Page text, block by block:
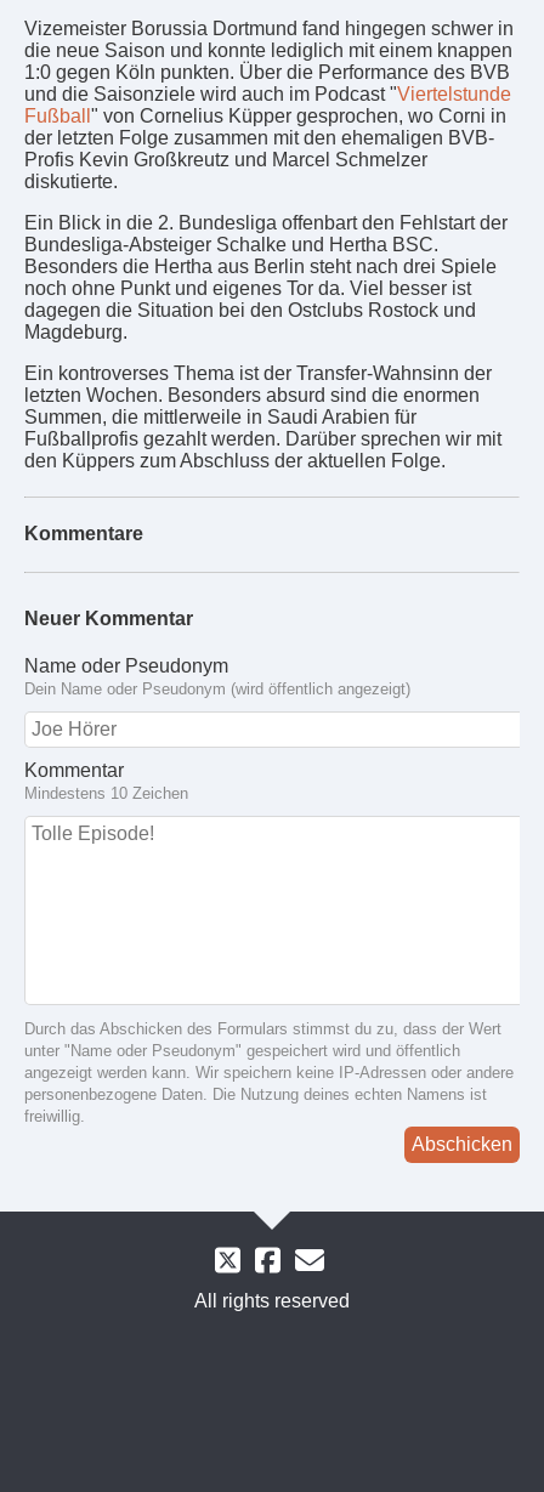
Vizemeister Borussia Dortmund fand hingegen schwer in
die neue Saison und konnte lediglich mit einem knappen
1:0 gegen Köln punkten. Über die Performance des BVB
und die Saisonziele wird auch im Podcast "Viertelstunde
Fußball " von Cornelius Küpper gesprochen, wo Corni in
der letzten Folge zusammen mit den ehemaligen BVB-
Profis Kevin Großkreutz und Marcel Schmelzer
diskutierte.
Ein Blick in die 2. Bundesliga offenbart den Fehlstart der
Bundesliga-Absteiger Schalke und Hertha BSC.
Besonders die Hertha aus Berlin steht nach drei Spiele
noch ohne Punkt und eigenes Tor da. Viel besser ist
dagegen die Situation bei den Ostclubs Rostock und
Magdeburg.
Ein kontroverses Thema ist der Transfer-Wahnsinn der
letzten Wochen. Besonders absurd sind die enormen
Summen, die mittlerweile in Saudi Arabien für
Fußballprofis gezahlt werden. Darüber sprechen wir mit
den Küppers zum Abschluss der aktuellen Folge.
Kommentare
Neuer Kommentar
Name oder Pseudonym
Dein Name oder Pseudonym (wird öffentlich angezeigt)
Kommentar
Mindestens 10 Zeichen
Durch das Abschicken des Formulars stimmst du zu, dass der Wert
unter "Name oder Pseudonym" gespeichert wird und öffentlich
angezeigt werden kann. Wir speichern keine IP-Adressen oder andere
personenbezogene Daten. Die Nutzung deines echten Namens ist
freiwillig.
Abschicken
All rights reserved